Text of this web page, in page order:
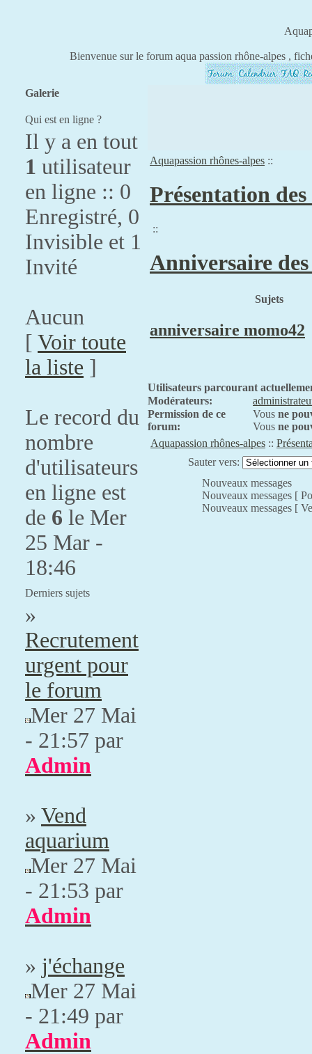
Bienvenue sur le forum aqua passion rhône-alpes ,
Galerie
Qui est en ligne ?
Il y a en tout
1 utilisateur
en ligne :: 0
Enregistré, 0
Invisible et 1
Invité
Aucun
[ Voir toute
la liste ]
Le record du
nombre
d'utilisateurs
en ligne est
de 6 le Mer
25 Mar -
18:46
Derniers sujets
»
Recrutement
urgent pour
le forum
Mer 27 Mai
- 21:57 par
Admin
» Vend
aquarium
Mer 27 Mai
- 21:53 par
Admin
» j'échange
Mer 27 Mai
- 21:49 par
Admin
Aquapassion rhônes-alpes ::
Présentation
::
Anniversaire
Sujets
anniversaire momo42
Utilisateurs parcourant
Modérateurs:
Permission de ce
forum:
Vous ne
Vous ne
Aquapassion rhônes-alpes ::
Sauter vers:
Nouveaux messages
Nouveaux messages [
Nouveaux messages [